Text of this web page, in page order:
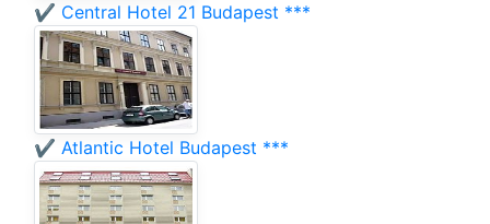
✔️ Central Hotel 21 Budapest ***
✔️ Atlantic Hotel Budapest ***